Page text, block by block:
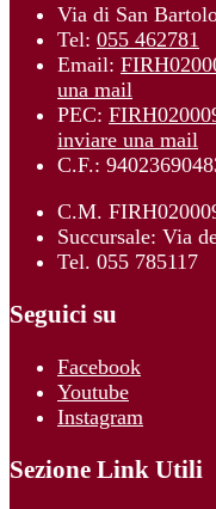
Via di San
Tel: 055 462781
Email:
una mail
PEC:
inviare una mail
C.F.:
C.M.
Succursale: Via
Tel. 055 785117
Seguici su
Facebook
Youtube
Instagram
Sezione Link Utili